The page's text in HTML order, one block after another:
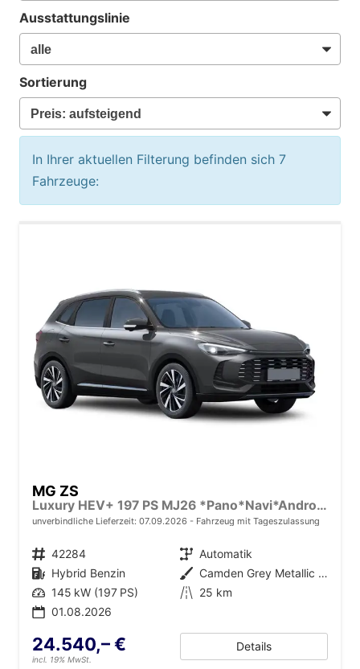
Ausstattungslinie
Sortierung
In Ihrer aktuellen Filterung befinden sich 7
Fahrzeuge:
MG ZS
Luxury HEV+ 197 PS MJ26 *Pano*Navi*Android Auto*SHZ*360°*Kunstleder*Klimaauto*ACC
unverbindliche Lieferzeit: 07.09.2026 Fahrzeug mit Tageszulassung
Fahrzeugnr. 42284 Getriebe Automatik
Kraftstoff Hybrid Benzin Außenfarbe
Camden Grey Metallic [PAG]
Leistung 145 kW (197 PS) Kilometerstand 25 km
01.08.2026
24.540,– €
incl. 19% MwSt.
Details